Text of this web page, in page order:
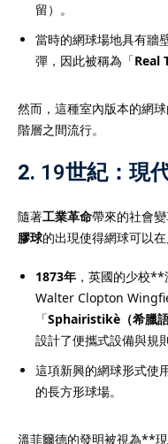
留）。
當時的網球場地具有牆
彈，因此被稱為「Real
然而，這種室內版本的網
階層之間流行。
2. 19世紀：現
隨著工業革命帶來的社會
膠球的出現使得網球可以在
1873年 ，英國的少校
Walter Clopton
「Sphairistikè（希臘語
設計了便攜式設備與規
這項新興的網球形式使
的長方形球場。
溫菲爾德的發明被視為**